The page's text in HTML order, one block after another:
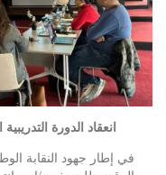
انعقاد الدورة
في إطار جهود النقابة